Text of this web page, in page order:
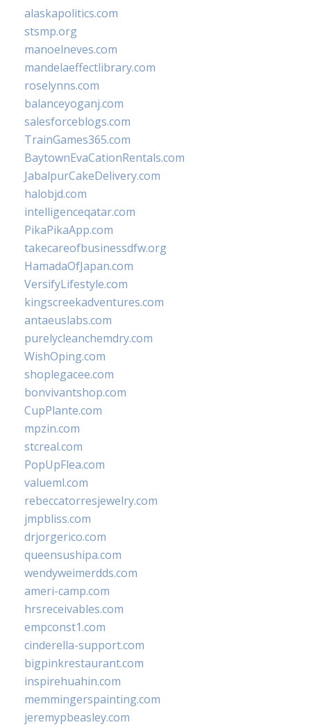
alaskapolitics.com
stsmp.org
manoelneves.com
mandelaeffectlibrary.com
roselynns.com
balanceyoganj.com
salesforceblogs.com
TrainGames365.com
BaytownEvaCationRentals.com
JabalpurCakeDelivery.com
halobjd.com
intelligenceqatar.com
PikaPikaApp.com
takecareofbusinessdfw.org
HamadaOfJapan.com
VersifyLifestyle.com
kingscreekadventures.com
antaeuslabs.com
purelycleanchemdry.com
WishOping.com
shoplegacee.com
bonvivantshop.com
CupPlante.com
mpzin.com
stcreal.com
PopUpFlea.com
valueml.com
rebeccatorresjewelry.com
jmpbliss.com
drjorgerico.com
queensushipa.com
wendyweimerdds.com
ameri-camp.com
hrsreceivables.com
empconst1.com
cinderella-support.com
bigpinkrestaurant.com
inspirehuahin.com
memmingerspainting.com
jeremypbeasley.com